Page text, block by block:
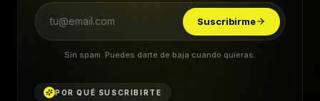
POR QUÉ SUSCRIBIRTE
Suscribirme
Sin spam. Puedes darte de baja cuando quieras.